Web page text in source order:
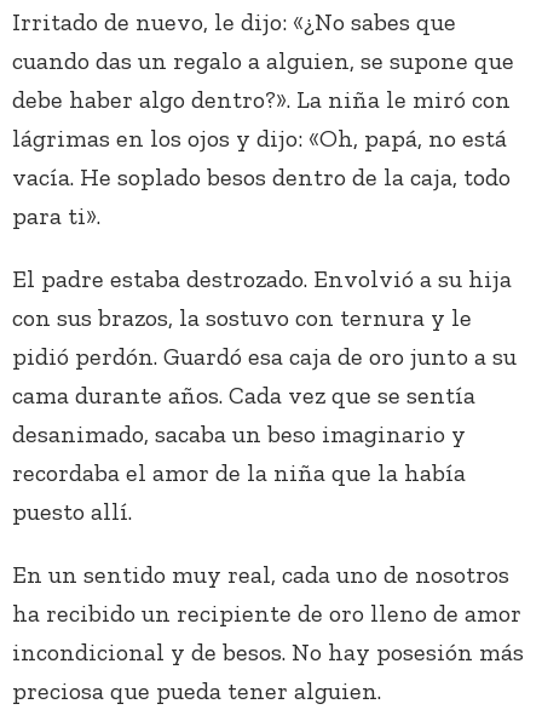
Irritado de nuevo, le dijo: «¿No sabes que
cuando das un regalo a alguien, se supone que
debe haber algo dentro?». La niña le miró con
lágrimas en los ojos y dijo: «Oh, papá, no está
vacía. He soplado besos dentro de la caja, todo
para ti».
El padre estaba destrozado. Envolvió a su hija
con sus brazos, la sostuvo con ternura y le
pidió perdón. Guardó esa caja de oro junto a su
cama durante años. Cada vez que se sentía
desanimado, sacaba un beso imaginario y
recordaba el amor de la niña que la había
puesto allí.
En un sentido muy real, cada uno de nosotros
ha recibido un recipiente de oro lleno de amor
incondicional y de besos. No hay posesión más
preciosa que pueda tener alguien.